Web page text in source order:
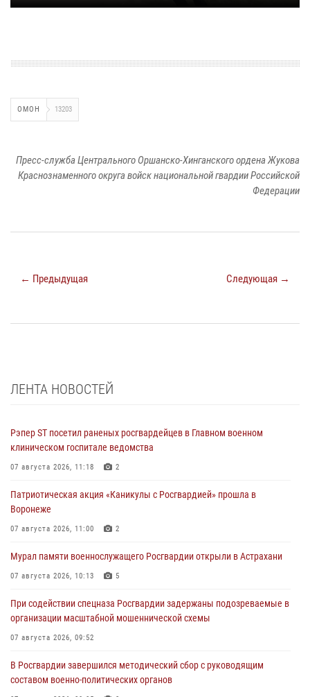
ОМОН 13203
Пресс-служба Центрального Оршанско-Хинганского ордена Жукова
Краснознаменного округа войск национальной гвардии Российской
Федерации
← Предыдущая Следующая →
ЛЕНТА НОВОСТЕЙ
Рэпер ST посетил раненых росгвардейцев в Главном военном
клиническом госпитале ведомства
07 августа 2026, 11:18 2
Патриотическая акция «Каникулы с Росгвардией» прошла в
Воронеже
07 августа 2026, 11:00 2
Мурал памяти военнослужащего Росгвардии открыли в Астрахани
07 августа 2026, 10:13 5
При содействии спецназа Росгвардии задержаны подозреваемые в
организации масштабной мошеннической схемы
07 августа 2026, 09:52
В Росгвардии завершился методический сбор с руководящим
составом военно-политических органов